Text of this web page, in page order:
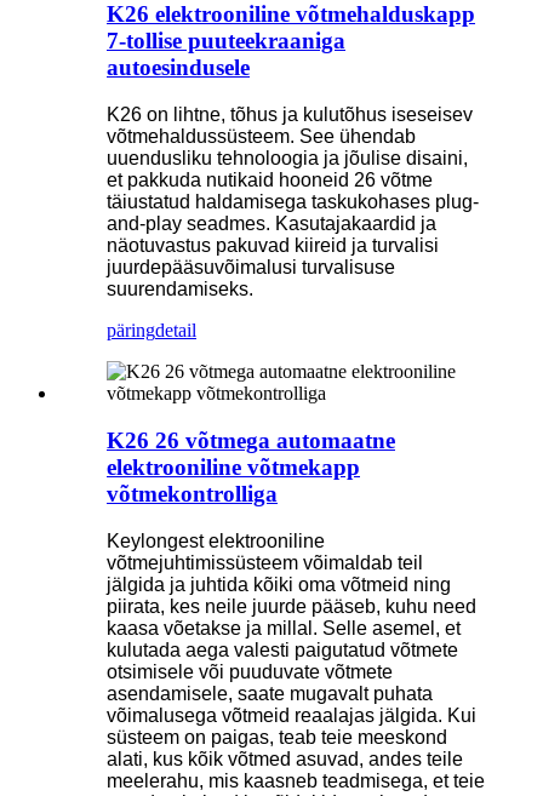
K26 elektrooniline võtmehalduskapp
7-tollise puuteekraaniga
autoesindusele
K26 on lihtne, tõhus ja kulutõhus iseseisev
võtmehaldussüsteem. See ühendab
uuendusliku tehnoloogia ja jõulise disaini,
et pakkuda nutikaid hooneid 26 võtme
täiustatud haldamisega taskukohases plug-
and-play seadmes. Kasutajakaardid ja
näotuvastus pakuvad kiireid ja turvalisi
juurdepääsuvõimalusi turvalisuse
suurendamiseks.
päringdetail
K26 26 võtmega automaatne
elektrooniline võtmekapp
võtmekontrolliga
Keylongest elektrooniline
võtmejuhtimissüsteem võimaldab teil
jälgida ja juhtida kõiki oma võtmeid ning
piirata, kes neile juurde pääseb, kuhu need
kaasa võetakse ja millal. Selle asemel, et
kulutada aega valesti paigutatud võtmete
otsimisele või puuduvate võtmete
asendamisele, saate mugavalt puhata
võimalusega võtmeid reaalajas jälgida. Kui
süsteem on paigas, teab teie meeskond
alati, kus kõik võtmed asuvad, andes teile
meelerahu, mis kaasneb teadmisega, et teie